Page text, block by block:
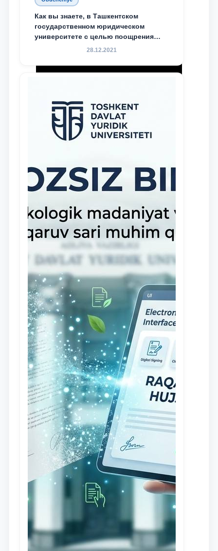
Как вы знаете, в Ташкентском
государственном юридическом
университете с целью поощрения
талантливых, активных и
демонстрирующих свои знания и
28.12.2021